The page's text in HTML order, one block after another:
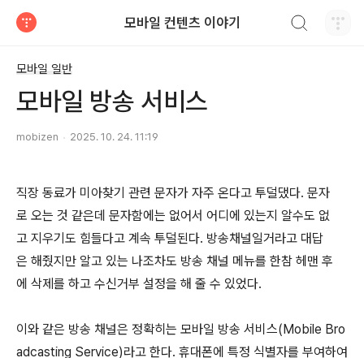
모바일 컨텐츠 이야기
모바일 일반
모바일 방송 서비스
mobizen 2025. 10. 24. 11:19
직장 동료가 미아찾기 관련 문자가 자주 온다고 투덜댔다. 문자
로 오는 것 같은데 문자함에는 없어서 어디에 있는지 알수도 없
고 지우기도 힘들다고 계속 투덜된다. 방송채널일거라고 대답
은 해줬지만 알고 있는 나조차도 방송 채널 메뉴를 한참 헤맨 후
에 삭제를 하고 수신거부 설정을 해 줄 수 있었다.
이와 같은 방송 채널은 정확히는 모바일 방송 서비스(Mobile Bro
adcasting Service)라고 한다. 휴대폰에 특정 식별자를 부여하여